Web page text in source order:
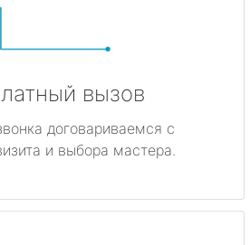
вызов
договариваемся с
и выбора мастера.